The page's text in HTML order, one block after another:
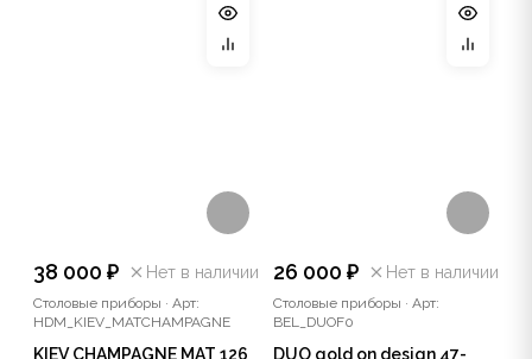
38 000 ₽ Нет в наличии
Столовые приборы · Арт:
HDM_KIEV_MATCHAMPAGNE
KIEV CHAMPAGNE MAT 126
26 000 ₽ Нет в наличии
Столовые приборы · Арт:
BEL_DUOF0
DUO gold on design 47-